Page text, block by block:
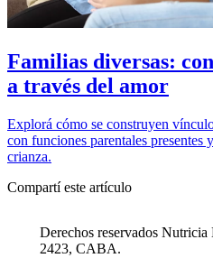
Familias diversas:
a través del amor
Explorá cómo se construyen
con funciones parentales presentes
crianza.
Compartí este artículo
Derechos reservados
2423, CABA.